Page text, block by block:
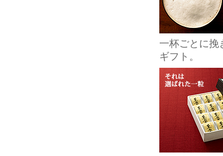
一杯ごとに挽
ギフト。